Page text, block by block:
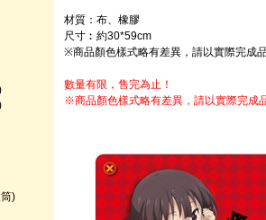
)
材質：布、橡膠
尺寸︰約30*59cm
※商品顏色樣式略有差異，請以實際完成
數量有限，售完為止！
※商品顏色樣式略有差異，請以實際完成